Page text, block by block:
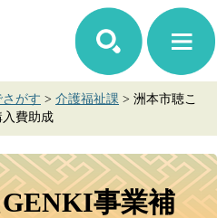
がす > 介護福祉課 > 洲本市聴こ
入費助成
事業補